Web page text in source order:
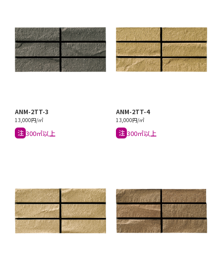
ANM-2TT-3
13,000円/㎡
注 300㎡以上
ANM-2TT-4
13,000円/㎡
注 300㎡以上